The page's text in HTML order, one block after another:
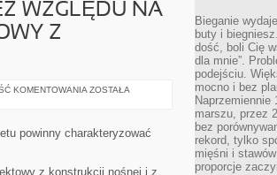
WZGLĘDU NA
Z
KOMENTOWANIA JAKIKOLWIEK
BEZ
WZGLĘDU
TYP
ZOSTAŁA
powinny charakteryzować
z konstrukcji nośnej i z
Bieganie
buty i
dość, boli Cię
dla mnie”.
podejściu.
mocno i bez
Naprzemiennie
marszu, przez
bez
rekord, tylko
mięśni i
proporcje